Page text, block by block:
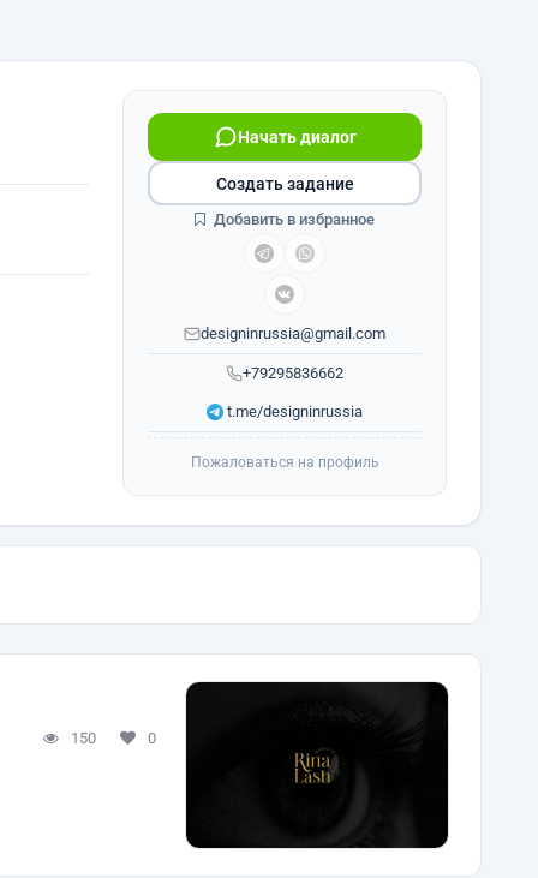
+79295836662
Начать диалог
designinrussia@gmail.com
t.me/designinrussia
Создать задание
Добавить в избранное
Пожаловаться на профиль
150 0